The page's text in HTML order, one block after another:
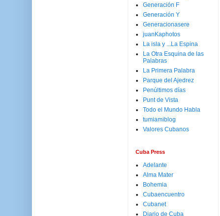
Generación F
Generación Y
Generacionasere
juanKaphotos
La isla y ...La Espina
La Otra Esquina de las
Palabras
La Primera Palabra
Parque del Ajedrez
Penúltimos días
Punt de Vista
Todo el Mundo Habla
tumiamiblog
Valores Cubanos
Cuba Press
Adelante
Alma Mater
Bohemia
Cubaencuentro
Cubanet
Diario de Cuba